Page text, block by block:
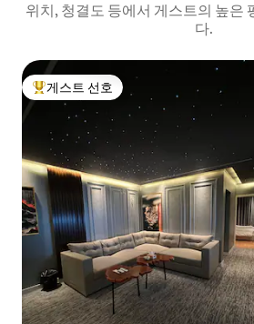
위치, 청결도 등에서 게스트의 높은
다.
상위 게스트 선호
게스트 선호